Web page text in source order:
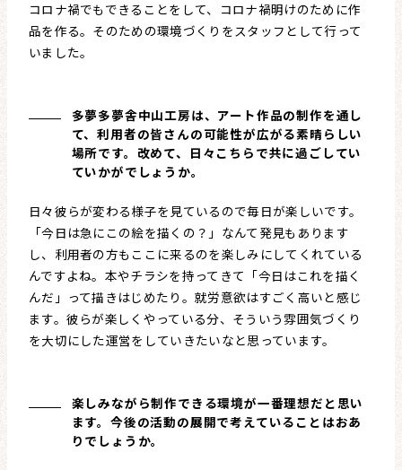
コロナ禍でもできることをして、コロナ禍明けのために作
品を作る。そのための環境づくりをスタッフとして行って
いました。
多夢多夢舎中山工房は、アート作品の制作を通し
て、利用者の皆さんの可能性が広がる素晴らしい
場所です。改めて、日々こちらで共に過ごしてい
ていかがでしょうか。
日々彼らが変わる様子を見ているので毎日が楽しいです。
「今日は急にこの絵を描くの？」なんて発見もあります
し、利用者の方もここに来るのを楽しみにしてくれている
んですよね。本やチラシを持ってきて「今日はこれを描く
んだ」って描きはじめたり。就労意欲はすごく高いと感じ
ます。彼らが楽しくやっている分、そういう雰囲気づくり
を大切にした運営をしていきたいなと思っています。
楽しみながら制作できる環境が一番理想だと思い
ます。今後の活動の展開で考えていることはおあ
りでしょうか。